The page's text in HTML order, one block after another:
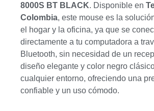
8000S BT BLACK. Disponible en
Colombia, este mouse es la
el hogar y la oficina, ya que se
directamente a tu computadora a
Bluetooth, sin necesidad de un
diseño elegante y color negro
cualquier entorno, ofreciendo una
confiable y un uso cómodo.